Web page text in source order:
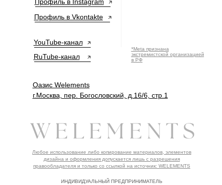
ИНДИВИДУАЛЬНЫЙ ПРЕДПРИНИМАТЕЛЬ
Оазис Welements
г.Москва, пер. Богословский, д.16/6, стр.1
Профиль в Instagram
Профиль в Vkontakte
*Meta признана
экстремистской организацией
в РФ
Любое использование либо копирование материалов, элементов
дизайна и оформления допускается лишь с разрешения
правообладателя и только со ссылкой на источник: WELEMENTS
RuTube-канал
YouTube-канал